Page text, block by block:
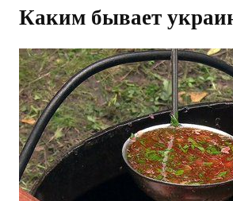
Каким бывает